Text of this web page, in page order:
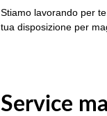
Stiamo lavorando per
tua disposizione per
Service